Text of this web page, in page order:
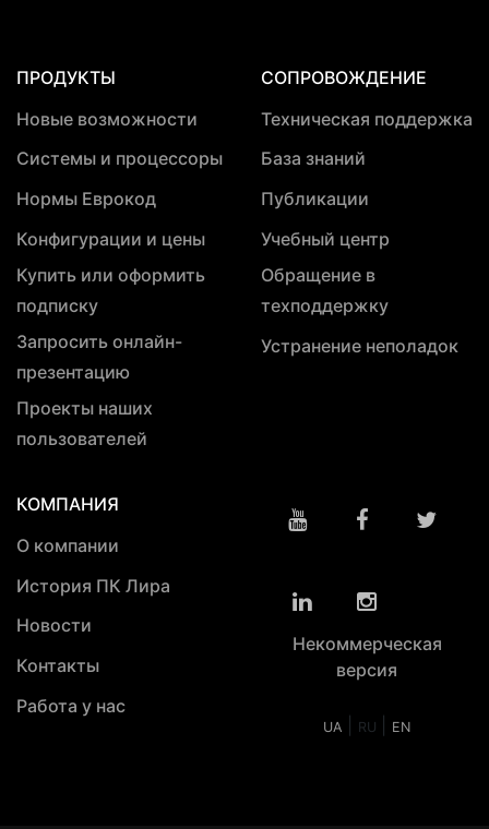
ПРОДУКТЫ
Новые возможности
Системы и процессоры
Нормы Еврокод
Конфигурации и цены
Купить или оформить
подписку
Запросить онлайн-
презентацию
Проекты наших
пользователей
СОПРОВОЖДЕНИЕ
Техническая поддержка
База знаний
Публикации
Учебный центр
Обращение в
техподдержку
Устранение неполадок
КОМПАНИЯ
О компании
История ПК Лира
Новости
Контакты
Работа у нас
Некоммерческая
версия
UA RU EN